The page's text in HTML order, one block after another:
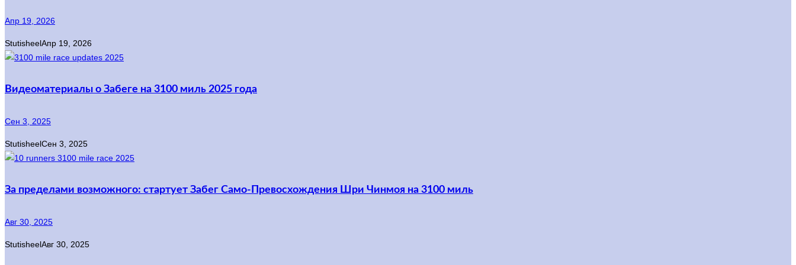
Апр 19, 2026
StutisheelАпр 19, 2026
Видеоматериалы о Забеге на 3100 миль 2025 года
Сен 3, 2025
StutisheelСен 3, 2025
За пределами возможного: стартует Забег Само-Превосхождения Шри Чинмоя на 3100 миль
Авг 30, 2025
StutisheelАвг 30, 2025